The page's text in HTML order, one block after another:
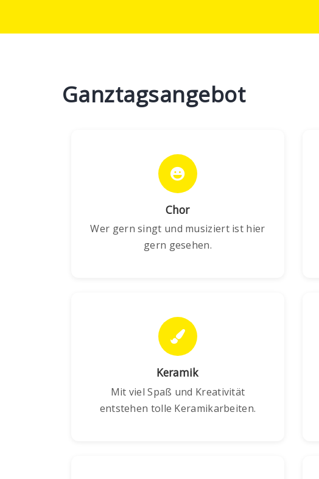
Ganztagsangebot
Chor
Wer gern singt und musiziert ist hier
gern gesehen.
Keramik
Mit viel Spaß und Kreativität
entstehen tolle Keramikarbeiten.